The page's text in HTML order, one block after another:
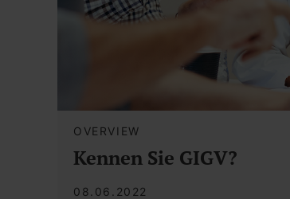
OVERVIEW
Kennen Sie GIGV?
08.06.2022